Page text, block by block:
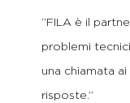
“FILA è il
problemi
una chiamata
risposte.”